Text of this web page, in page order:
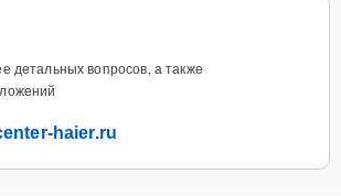
детальных вопросов, а также
haier.ru